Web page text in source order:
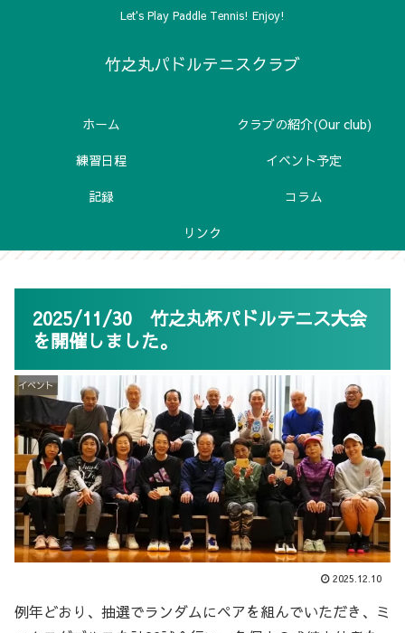
Let's Play Paddle Tennis! Enjoy!
竹之丸パドルテニスクラブ
ホーム
クラブの紹介(Our club)
練習日程
イベント予定
記録
コラム
リンク
2025/11/30 竹之丸杯パドルテニス大会
を開催しました。
イベント
2025.12.10
例年どおり、抽選でランダムにペアを組んでいただき、ミ